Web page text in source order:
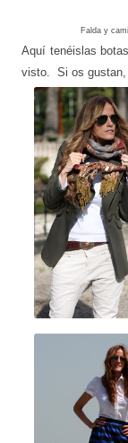
Falda y
Aquí tenéislas
visto. Si os gustan,